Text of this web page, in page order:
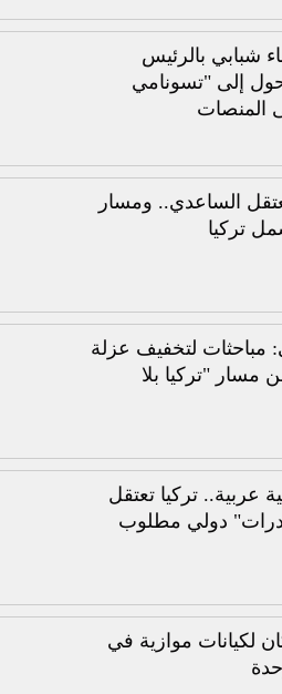
شبابي بالرئيس
إلى "تسونامي
المنصات
الساعدي.. ومسار
تركيا
لتخفيف عزلة
مسار "تركيا بلا
عربية.. تركيا تعتقل
دولي مطلوب
لكيانات موازية في